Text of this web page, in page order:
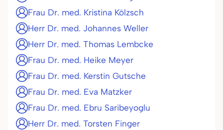
Frau Dr. med. Kristina Kölzsch
Herr Dr. med. Johannes Weller
Herr Dr. med. Thomas Lembcke
Frau Dr. med. Heike Meyer
Frau Dr. med. Kerstin Gutsche
Frau Dr. med. Eva Matzker
Frau Dr. med. Ebru Saribeyoglu
Herr Dr. med. Torsten Finger